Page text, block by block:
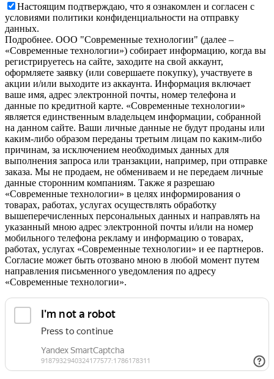
Настоящим подтверждаю, что я ознакомлен и согласен с
условиями политики конфиденциальности на отправку
данных.
Подробнее. OOO "Современные технологии" (далее –
«Современные технологии») собирает информацию, когда вы
регистрируетесь на сайте, заходите на свой аккаунт,
оформляете заявку (или совершаете покупку), участвуете в
акции и/или выходите из аккаунта. Информация включает
ваше имя, адрес электронной почты, номер телефона и
данные по кредитной карте. «Современные технологии»
является единственным владельцем информации, собранной
на данном сайте. Ваши личные данные не будут проданы или
каким-либо образом переданы третьим лицам по каким-либо
причинам, за исключением необходимых данных для
выполнения запроса или транзакции, например, при отправке
заказа. Мы не продаем, не обмениваем и не передаем личные
данные сторонним компаниям. Также я разрешаю
«Современные технологии» в целях информирования о
товарах, работах, услугах осуществлять обработку
вышеперечисленных персональных данных и направлять на
указанный мною адрес электронной почты и/или на номер
мобильного телефона рекламу и информацию о товарах,
работах, услугах «Современные технологии» и ее партнеров.
Согласие может быть отозвано мною в любой момент путем
направления письменного уведомления по адресу
«Современные технологии».